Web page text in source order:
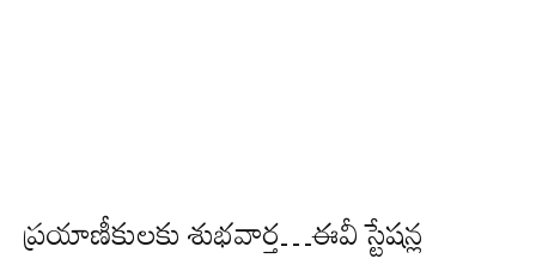
ప్ర‌యాణీకుల‌కు శుభవార్త‌…ఈవీ స్టేష‌న్ల